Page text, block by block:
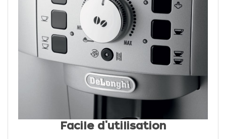
Facile d'utilisation